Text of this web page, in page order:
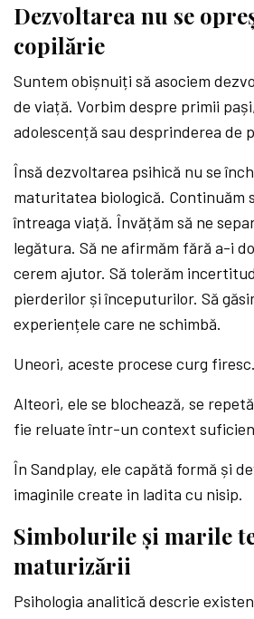
Dezvoltarea nu se
copilărie
Suntem obișnuiți să asociem
de viață. Vorbim despre primii
adolescență sau desprinderea de
Însă dezvoltarea psihică nu se
maturitatea biologică. Continuăm
întreaga viață. Învățăm să ne
legătura. Să ne afirmăm fără a-i
cerem ajutor. Să tolerăm
pierderilor și începuturilor. Să
experiențele care ne schimbă.
Uneori, aceste procese curg firesc.
Alteori, ele se blochează, se
fie reluate într-un context
În Sandplay, ele capătă formă și
imaginile create in ladita cu nisip.
Simbolurile și marile
maturizării
Psihologia analitică descrie